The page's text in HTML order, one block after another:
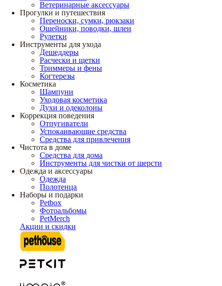
Ветеринарные аксессуары
Прогулки и путешествия
Переноски, сумки, рюкзаки
Ошейники, поводки, шлеи
Рулетки
Инструменты для ухода
Дешеддеры
Расчески и щетки
Триммеры и фены
Когтерезы
Косметика
Шампуни
Уходовая косметика
Духи и одеколоны
Коррекция поведения
Отпугиватели
Успокаивающие средства
Средства для привлечения
Чистота в доме
Средства для дома
Инструменты для чистки от шерсти
Одежда и аксессуары
Одежда
Полотенца
Наборы и подарки
Petbox
Фотоальбомы
PetMerch
Акции и скидки